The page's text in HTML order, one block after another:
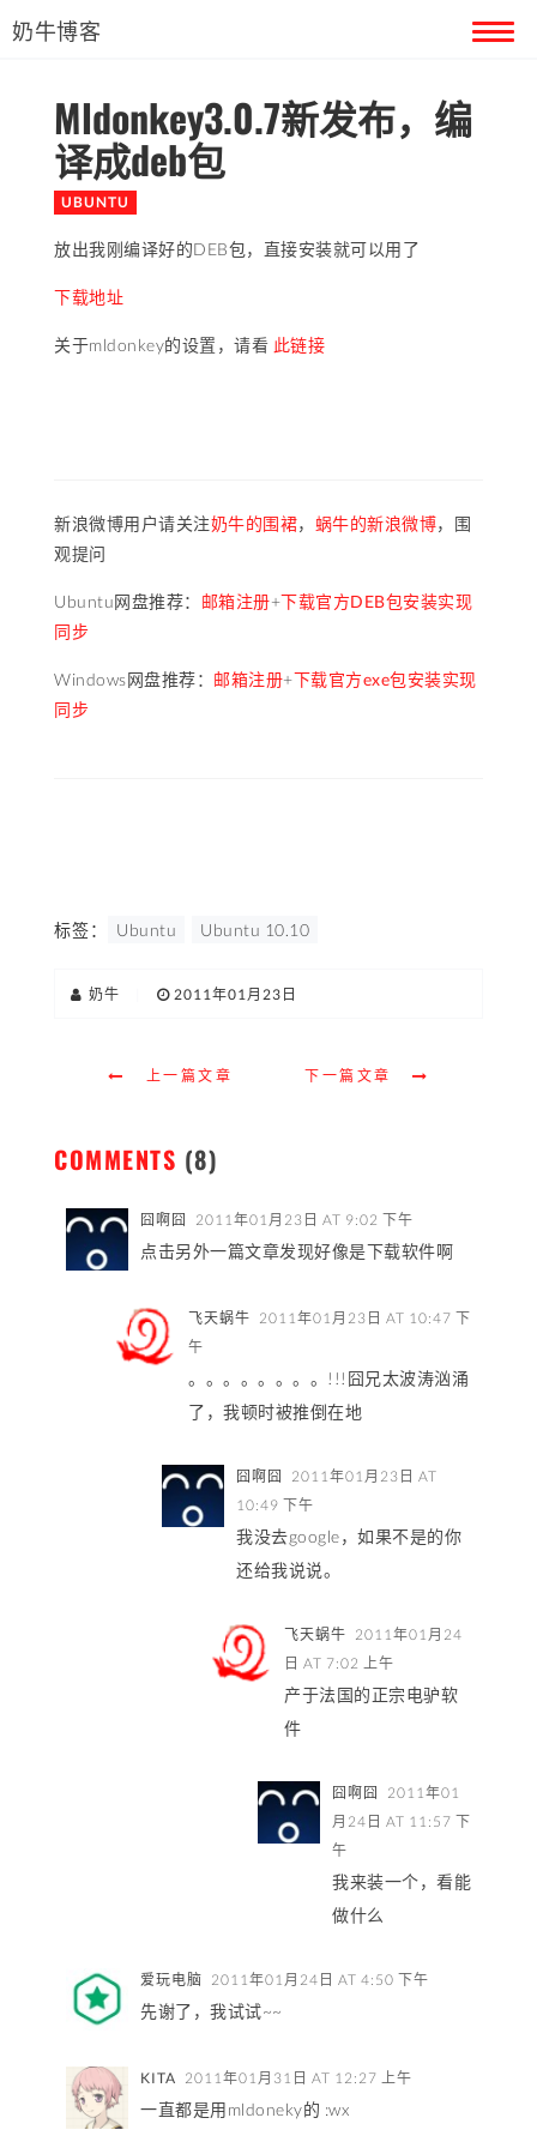
奶牛博客
首页
Mldonkey3.0.7新发布，编
译成deb包
UBUNTU
放出我刚编译好的DEB包，直接安装就可以用了
下载地址
关于mldonkey的设置，请看 此链接
新浪微博用户请关注奶牛的围裙， 蜗牛的新浪微博，围
观提问
Ubuntu网盘推荐： 邮箱注册+下载官方DEB包安装实现
同步
Windows网盘推荐： 邮箱注册+下载官方exe包安装实现
同步
标签： Ubuntu Ubuntu 10.10
奶牛 2011年01月23日
上一篇文章 下一篇文章
COMMENTS (8)
囧啊囧 2011年01月23日 AT 9:02 下午
点击另外一篇文章发现好像是下载软件啊
飞天蜗牛 2011年01月23日 AT 10:47 下
午
。。。。。。。。!!!囧兄太波涛汹涌
了，我顿时被推倒在地
囧啊囧
2011年01月23日 AT
10:49 下午
我没去google，如果不是的你
还给我说说。
飞天蜗牛 2011年01月24
日 AT 7:02 上午
产于法国的正宗电驴软
件
囧啊囧
2011年01
月24日 AT 11:57 下
午
我来装一个，看能
做什么
爱玩电脑 2011年01月24日 AT 4:50 下午
先谢了，我试试~~
KITA 2011年01月31日 AT 12:27 上午
一直都是用mldoneky的 :wx